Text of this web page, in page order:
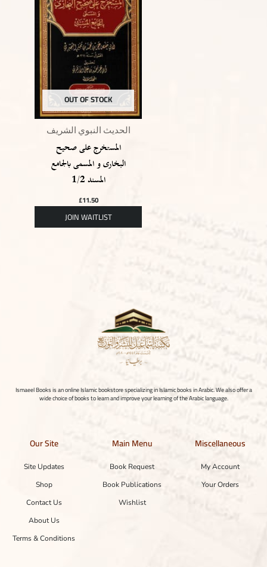
OUT OF STOCK
الحديث النبوي الشريف
المستخرج على صحيح
البخارى و المسمى بالجامع
المسند 1/2
£11.50
Ismaeel Books is an online Islamic bookstore specializing in Islamic books in Arabic. We also offer a
wide choice of books to learn and improve your learning of the Arabic language.
Our Site
Site Updates
Shop
Contact Us
About Us
Terms & Conditions
Main Menu
Book Request
Book Publications
Wishlist
Miscellaneous
My Account
Your Orders